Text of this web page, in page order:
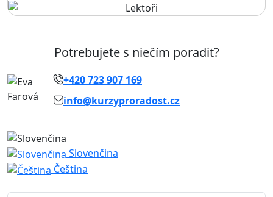
Potrebujete s niečím poradiť?
+420 723 907 169
info@kurzyproradost.cz
Slovenčina
Čeština